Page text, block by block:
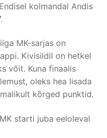
kolmandal Andis
MK-sarjas on
Kivisildil on hetkel
võit. Kuna finaalis
oleks hea lisada
kõrged punktid.
starti juba eeloleval